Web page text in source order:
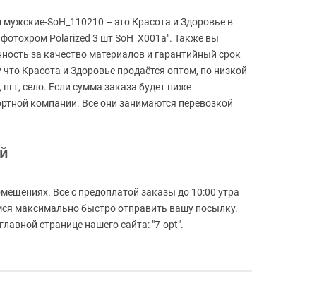
SoH_110210 – это Красота и Здоровье в
Polarized 3 шт SoH_X001a". Также вы
за качество материалов и гарантийный срок
Красота и Здоровье продаётся оптом, по низкой
село. Если сумма заказа будет ниже
компании. Все они занимаются перевозкой
Все с предоплатой заказы до 10:00 утра
максимально быстро отправить вашу посылку.
странице нашего сайта: "7-opt".